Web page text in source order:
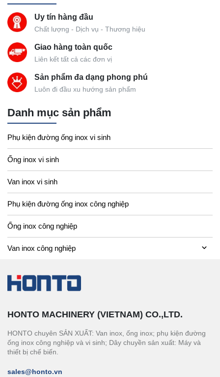
Uy tín hàng đầu
Chất lượng - Dịch vụ - Thương hiệu
Giao hàng toàn quốc
Liên kết tất cả các đơn vị
Sản phẩm đa dạng phong phú
Luôn đi đầu xu hướng sản phẩm
Danh mục sản phẩm
Phụ kiện đường ống inox vi sinh
Ống inox vi sinh
Van inox vi sinh
Phụ kiện đường ống inox công nghiệp
Ống inox công nghiệp
Van inox công nghiệp
HONTO MACHINERY (VIETNAM) CO.,LTD.
HONTO chuyên SẢN XUẤT: Van inox, ống inox; phụ kiện đường
ống inox công nghiệp và vi sinh; Dây chuyền sản xuất: Máy và
thiết bị chế biến.
sales@honto.vn